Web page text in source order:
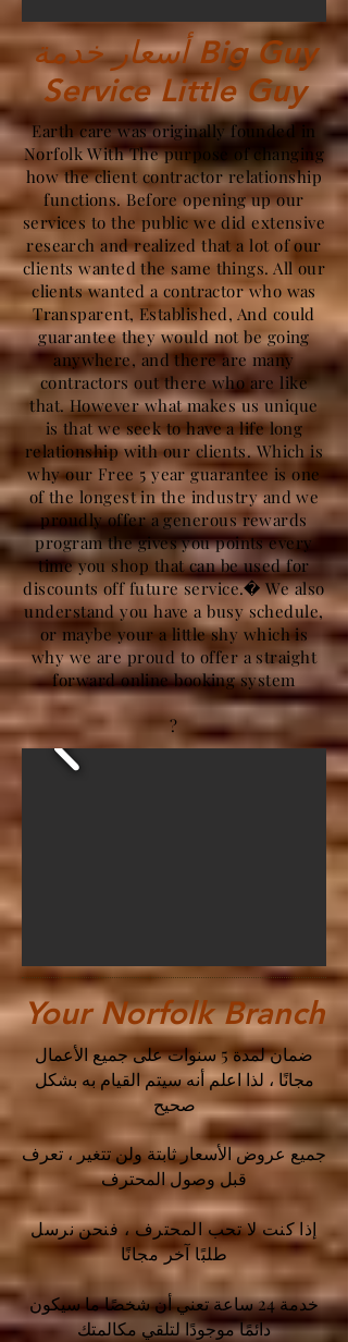
أسعار خدمة Big Guy
Service Little Guy
Earth care was originally founded in
Norfolk With The purpose of changing
how the client contractor relationship
functions. Before opening up our
services to the public we did extensive
research and realized that a lot of our
clients wanted the same things. All our
clients wanted a contractor who was
Transparent, Established, And could
guarantee they would not be going
anywhere, and there are many
contractors out there who are like
that. However what makes us unique
is that we seek to have a life long
relationship with our clients. Which is
why our Free 5 year guarantee is one
of the longest in the industry and we
proudly offer a generous rewards
program the gives you points every
time you shop that can be used for
discounts off future service.� We also
understand you have a busy schedule,
or maybe your a little shy which is
why we are proud to offer a straight
forward online booking system
?
Your Norfolk Branch
ضمان لمدة 5 سنوات على جميع الأعمال
مجانًا ، لذا اعلم أنه سيتم القيام به بشكل
صحيح
جميع عروض الأسعار ثابتة ولن تتغير ، تعرف
قبل وصول المحترف
إذا كنت لا تحب المحترف ، فنحن نرسل
طلبًا آخر مجانًا
خدمة 24 ساعة تعني أن شخصًا ما سيكون
دائمًا موجودًا لتلقي مكالمتك